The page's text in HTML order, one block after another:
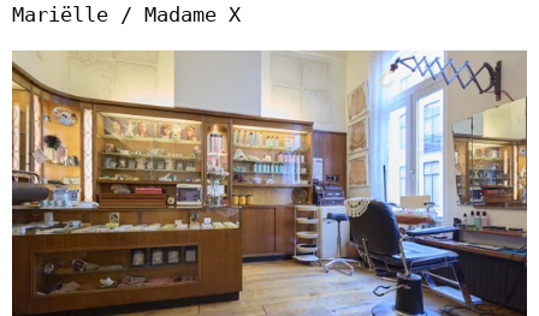
Mariëlle / Madame X